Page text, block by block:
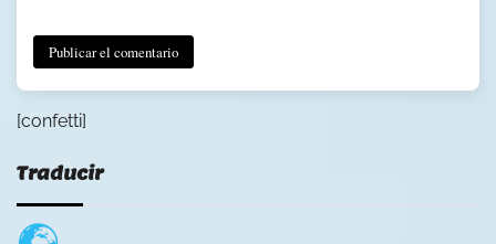
[confetti]
Traducir